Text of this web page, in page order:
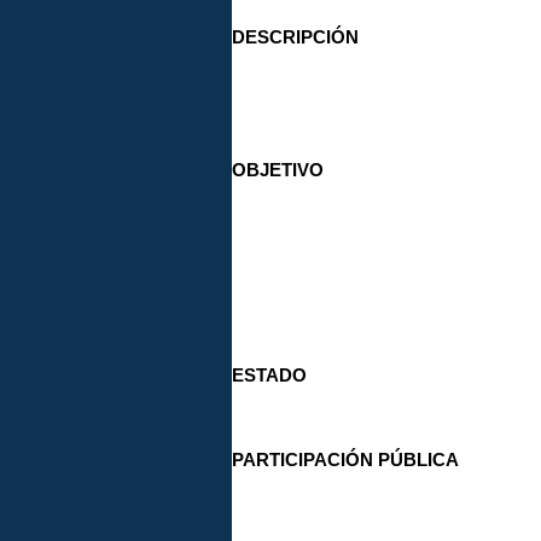
DESCRIPCIÓN
OBJETIVO
ESTADO
PARTICIPACIÓN PÚBLICA